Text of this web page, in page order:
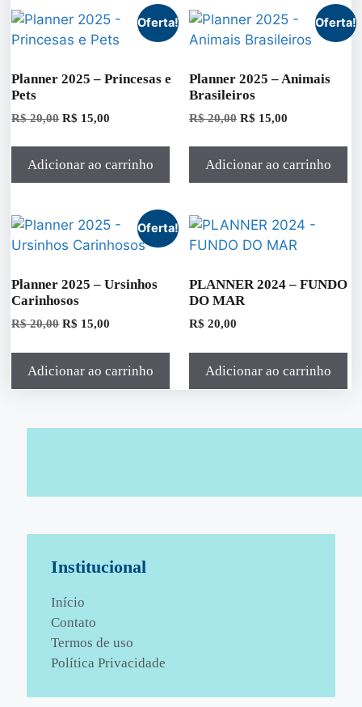
Oferta!
Planner 2025 – Princesas e
Pets
R$20,00 R$ 15,00
Adicionar ao carrinho
Oferta!
Planner 2025 – Animais
Brasileiros
R$20,00 R$ 15,00
Adicionar ao carrinho
Oferta!
Planner 2025 – Ursinhos
Carinhosos
R$20,00 R$ 15,00
Adicionar ao carrinho
PLANNER 2024 – FUNDO
DO MAR
R$ 20,00
Adicionar ao carrinho
Institucional
Início
Contato
Termos de uso
Política Privacidade